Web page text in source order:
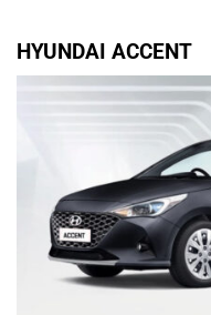
HYUNDAI ACCENT